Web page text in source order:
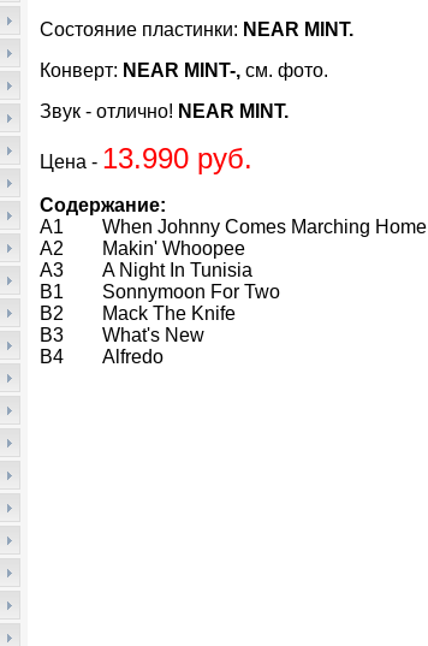
Состояние пластинки: NEAR MINT.
Конверт: NEAR MINT-, см. фото.
Звук - отлично! NEAR MINT.
Цена - 13.990 руб.
Содержание:
A1 When Johnny Comes Marching Home
A2 Makin' Whoopee
A3 A Night In Tunisia
B1 Sonnymoon For Two
B2 Mack The Knife
B3 What's New
B4 Alfredo